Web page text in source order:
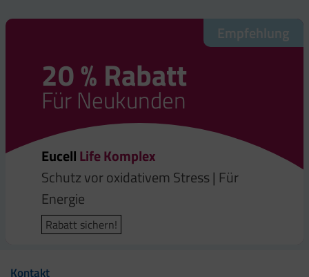
Empfehlung
20 % Rabatt
Für Neukunden
EucellLife Komplex
Schutz vor oxidativem Stress | Für
Energie
Rabatt sichern!
Kontakt